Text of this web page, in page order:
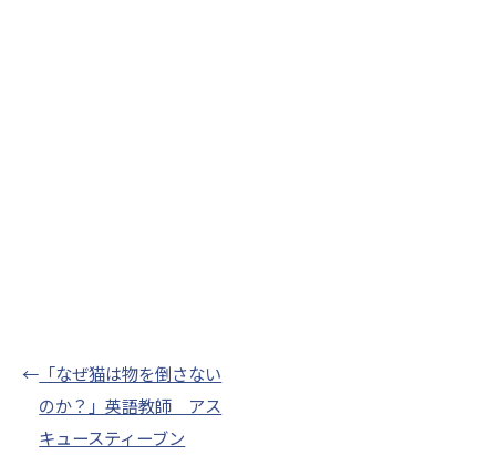
← 「なぜ猫は物を倒さない
のか？」英語教師 アス
キュースティーブン